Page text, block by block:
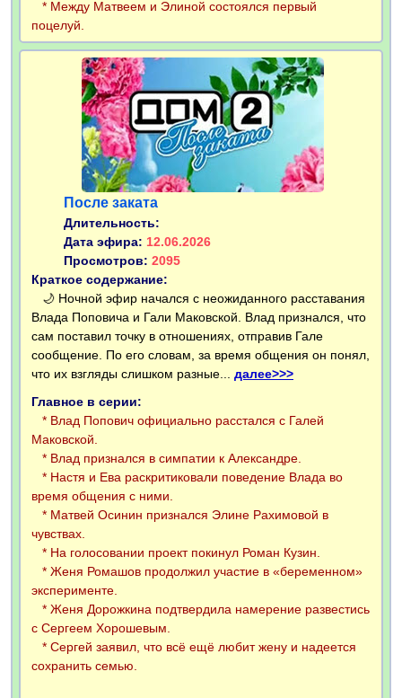
* Между Матвеем и Элиной состоялся первый
поцелуй.
После заката
Длительность:
Дата эфира: 12.06.2026
Просмотров: 2095
Краткое содержание:
🌙 Ночной эфир начался с неожиданного расставания
Влада Поповича и Гали Маковской. Влад признался, что
сам поставил точку в отношениях, отправив Гале
сообщение. По его словам, за время общения он понял,
что их взгляды слишком разные... далее>>>
Главное в серии:
* Влад Попович официально расстался с Галей
Маковской.
* Влад признался в симпатии к Александре.
* Настя и Ева раскритиковали поведение Влада во
время общения с ними.
* Матвей Осинин признался Элине Рахимовой в
чувствах.
* На голосовании проект покинул Роман Кузин.
* Женя Ромашов продолжил участие в «беременном»
эксперименте.
* Женя Дорожкина подтвердила намерение развестись
с Сергеем Хорошевым.
* Сергей заявил, что всё ещё любит жену и надеется
сохранить семью.